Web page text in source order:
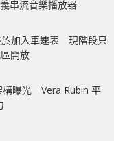
串流音樂播放器
加入車速表 現階段只
開放
構曝光 Vera Rubin 平